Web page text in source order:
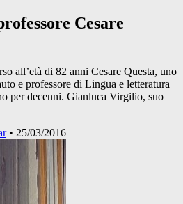
Cesare
all’età di 82 anni Cesare Questa, uno
e professore di Lingua e letteratura
per decenni. Gianluca Virgilio, suo
• 25/03/2016